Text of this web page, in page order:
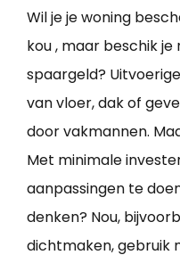
Wil je je woning
kou , maar beschik
spaargeld?
van vloer, dak of
door vakmannen.
Met minimale
aanpassingen te
denken? Nou,
dichtmaken, gebruik